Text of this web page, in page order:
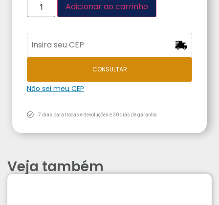
Adicionar ao carrinho
CONSULTAR
Não sei meu CEP
7 dias para trocas e devoluções e 30 dias de garantia
Veja também